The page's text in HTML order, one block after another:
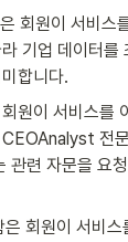
회원이 서비스
기업 데이터를
합니다.
원이 서비스를
전
관련 자문을 요
회원이 서비스